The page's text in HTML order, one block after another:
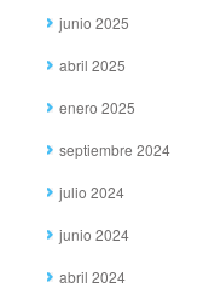
junio 2025
abril 2025
enero 2025
septiembre 2024
julio 2024
junio 2024
abril 2024